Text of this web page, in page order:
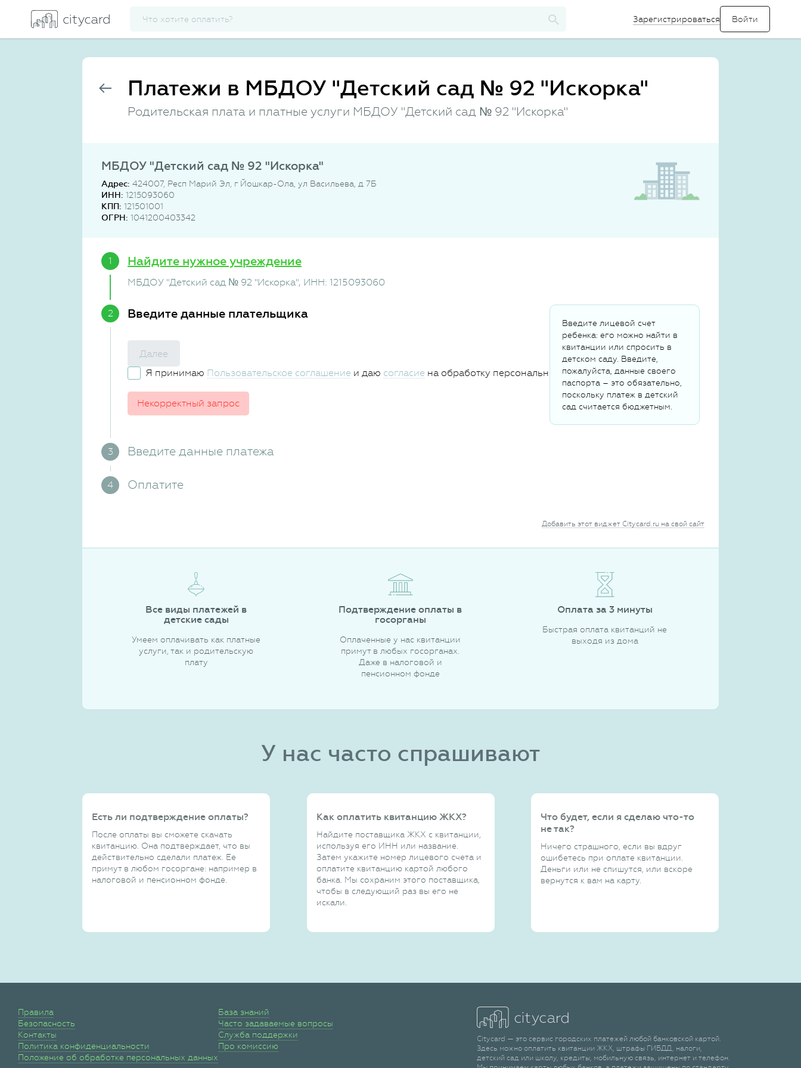
Зарегистрироваться
Платежи в МБДОУ "Детский сад № 92 "Искорка"
Родительская плата и платные услуги МБДОУ "Детский сад № 92 "Искорка"
МБДОУ "Детский сад № 92 "Искорка"
Адрес: 424007, Респ Марий Эл, г Йошкар-Ола, ул Васильева, д 7Б
ИНН: 1215093060
КПП: 121501001
ОГРН: 1041200403342
Найдите нужное учреждение
МБДОУ "Детский сад № 92 "Искорка", ИНН: 1215093060
Введите данные плательщика
Введите лицевой счет
ребенка: его можно найти в
квитанции или спросить в
детском саду. Введите,
пожалуйста, данные своего
паспорта – это обязательно,
поскольку платеж в детский
сад считается бюджетным.
Далее
Я принимаю Пользовательское соглашение и даю согласие на обработку персональных данных
Некорректный запрос
Введите данные платежа
Оплатите
Добавить этот виджет Citycard.ru на свой сайт
Все виды платежей в
детские сады
Умеем оплачивать как платные
услуги, так и родительскую
плату
Подтверждение оплаты в
госорганы
Оплаченные у нас квитанции
примут в любых госорганах.
Даже в налоговой и
пенсионном фонде
Оплата за 3 минуты
Быстрая оплата квитанций не
выходя из дома
У нас часто спрашивают
Есть ли подтверждение оплаты?
После оплаты вы сможете скачать
квитанцию. Она подтверждает, что вы
действительно сделали платеж. Ее
примут в любом госоргане: например в
налоговой и пенсионном фонде.
Как оплатить квитанцию ЖКХ?
Найдите поставщика ЖКХ с квитанции,
используя его ИНН или название.
Затем укажите номер лицевого счета и
оплатите квитанцию картой любого
банка. Мы сохраним этого поставщика,
чтобы в следующий раз вы его не
искали.
Что будет, если я сделаю что-то
не так?
Ничего страшного, если вы вдруг
ошибетесь при оплате квитанции.
Деньги или не спишутся, или вскоре
вернутся к вам на карту.
Правила
Безопасность
Контакты
Политика конфиденциальности
Положение об обработке персональных данных
База знаний
Часто задаваемые вопросы
Служба поддержки
Про комиссию
Citycard — это сервис городских платежей любой банковской картой.
Здесь можно оплатить квитанции ЖКХ, штрафы ГИБДД, налоги,
детский сад или школу, кредиты, мобильную связь, интернет и телефон.